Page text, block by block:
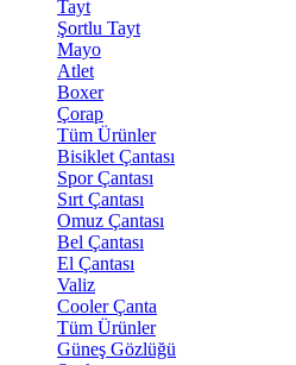
Tayt
Şortlu Tayt
Mayo
Atlet
Boxer
Çorap
Tüm Ürünler
Bisiklet Çantası
Spor Çantası
Sırt Çantası
Omuz Çantası
Bel Çantası
El Çantası
Valiz
Cooler Çanta
Tüm Ürünler
Güneş Gözlüğü